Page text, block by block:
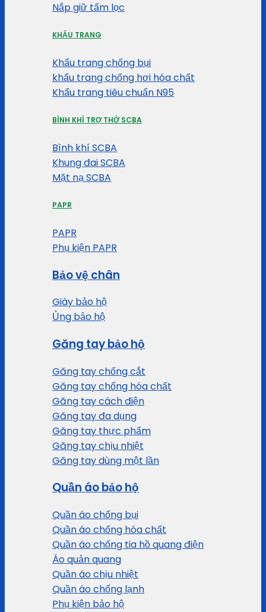
Nắp giữ tấm lọc
KHẨU TRANG
Khẩu trang chống bụi
khẩu trang chống hơi hóa chất
Khẩu trang tiêu chuẩn N95
BÌNH KHÍ TRỢ THỞ SCBA
Bình khí SCBA
Khung đai SCBA
Mặt nạ SCBA
PAPR
PAPR
Phụ kiện PAPR
Bảo vệ chân
Giày bảo hộ
Ủng bảo hộ
Găng tay bảo hộ
Găng tay chống cắt
Găng tay chống hóa chất
Găng tay cách điện
Găng tay đa dụng
Găng tay thực phẩm
Găng tay chịu nhiệt
Găng tay dùng một lần
Quần áo bảo hộ
Quần áo chống bụi
Quần áo chống hóa chất
Quần áo chống tia hồ quang điện
Áo quản quang
Quần áo chịu nhiệt
Quần áo chống lạnh
Phụ kiện bảo hộ